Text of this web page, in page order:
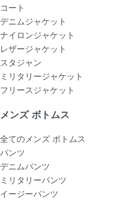
コート
デニムジャケット
ナイロンジャケット
レザージャケット
スタジャン
ミリタリージャケット
フリースジャケット
メンズ ボトムス
全てのメンズ ボトムス
パンツ
デニムパンツ
ミリタリーパンツ
イージーパンツ